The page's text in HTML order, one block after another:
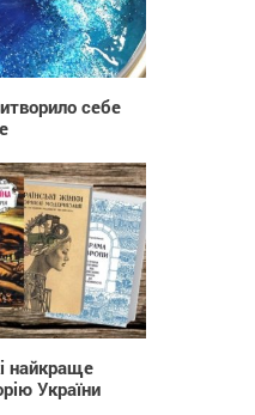
693
себе
1 735
найкраще
України